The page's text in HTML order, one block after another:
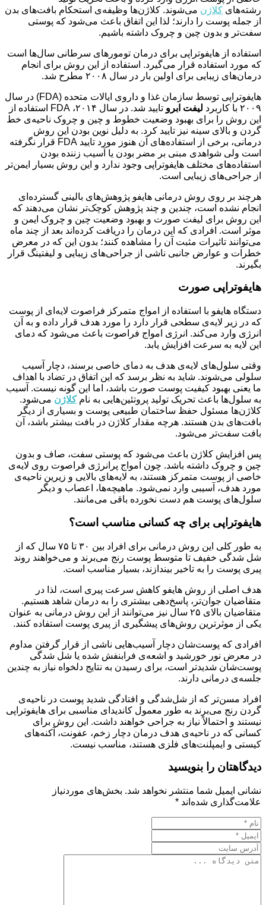
رشته‌های کلاژن می‌شوند. کلاژن‌ها وظیفه‌ی استحکام بافت‌های بدن
از جمله پوست را دارند؛ لذا این اتفاق باعث می‌شود که پوستی
سفت‌تر و بدون چین و چروک داشته باشیم.
استفاده از هایفوتراپی برای درمان تومورهای سرطانی سال‌ها است
که مورد استفاده قرار می‌گیرد. استفاده از این روش برای انجام
درمان‌های زیبایی برای اولین بار در سال ۲۰۰۸ مطرح شد.
هایفوتراپی توسط سازمان غذا و داروی ایالات متحده (FDA) در سال
۲۰۰۹ با کاربرد
لیفت ابرو
تایید شد. در سال ۲۰۱۴، FDA استفاده از
این روش را برای بهبود وضعیت خطوط و چین و چروک ناحیه‌ی خط
گردن و بالای سینه نیز تایید کرد. به دلیل نوین بودن این روش
درمانی، برخی از استفاده‌های آن هنوز مورد تایید FDA قرار نگرفته
است ولی شواهدی مبنی بر مضر بودن یا آسیب زننده بودن
استفاده‌های مختلف هایفوتراپی وجود ندارد و این روش بسیار ایمن‌تر
از جراحی‌های زیبایی است.
هرچند بر روی روش درمانی هایفو پژوهش‌های بالینی گسترده‌ای
انجام نشده است، چندین و چند پژوهش‌ کوچک‌تر نشان می‌دهند که
این روش برای لیفت صورت و بهبود وضعیت چین و چروک ایمن و
موثر است. افرادی که این درمان را دریافت کرده‌اند بعد از چند ماه
می‌توانند تاثیرات مثبت آن را مشاهده کنند؛ بدون این که در معرض
خطرات و عوارض جانبی ناشی از جراحی‌های زیبایی و لیفتینگ قرار
بگیرند.
هایفوتراپی صورت
دستگاه هایفو با استفاده از امواج متمرکز فراصوت لایه‌ای از پوست
که در زیر لایه‌ی سطحی قرار دارد را مورد هدف قرار داده و به آن
انرژی وارد می‌کند. انرژی امواج فراصوت باعث می‌شود که دمای
این لایه به سرعت افزایش یابد.
وقتی سلول‌های لایه‌ی هدف به دمای خاصی برسند، دچار آسیب
سلولی می‌شوند. شاید به نظر برسد که این اتفاق در تضاد با اهداف
ما یعنی بهبود کیفیت پوست صورت باشد، اما این گونه نیست. آسیب
به سلول‌ها باعث تحریک تولید پروتئین‌هایی به نامکلاژن می‌شود.
کلاژن‌ها مسئول حفظ ساختمان طبیعی پوست و بسیاری از دیگر
بافت‌های بدن هستند. هرچه مقدار کلاژن در بافت بیشتر باشد، آن
بافت سفت‌تر می‌شود.
پس افزایش کلاژن باعث می‌شود که پوستی سفت، صاف و بدون
چین و چروک داشته باشد. چون امواج پرانرژی فراصوت روی لایه‌ی
خاصی از پوست متمرکز هستند، به لایه‌های بالایی و زیرین ناحیه‌ی
مورد هدف، آسیبی وارد نمی‌شود. ماهیچه‌ها، اعصاب و دیگر
سلول‌های پوست هم دست نخورده باقی می‌مانند.
هایفوتراپی برای چه کسانی مناسب است؟
به طور کلی این روش درمانی برای افراد بین ۳۰ تا ۷۵ سال که از
شل شدگی خفیف تا متوسط پوست رنج می‌برند و می‌خواهند روند
پیری پوست را به تاخیر بیندازند، بسیار مناسب است.
هدف اصلی از روش هایفو کاهش سرعت پیری است، لذا در
متقاضیان جوان‌تر، پاسخ‌دهی بیشتری را به درمان شاهد هستیم.
متقاضیان بالای ۲۵ سال نیز می‌توانند از این روش درمانی به عنوان
یکی از موثرترین روش‌های پیشگیری از پیری پوست استفاده کنند.
افرادی که پوست‌شان دچار آسیب‌هایی ناشی از قرار گرفتن مداوم
در معرض نور خورشید و اشعه‌ی فرابنفش شده یا شل شدگی
پوست‌شان شدید‌تر است، برای رسیدن به نتایج دلخواه نیاز به چندین
جلسه‌ی درمانی دارند.
افراد مسن‌تر که از شل‌شدگی و افتادگی شدید پوست در ناحیه‌ی
گردن رنج می‌برند به طور معمول کاندیدای مناسبی برای هایفوتراپی
نیستند و احتمالاً نیاز به جراحی خواهند داشت. این روش برای
کسانی که در ناحیه‌ی هدف درمان دچار زخم، عفونت، آکنه‌های
کیستی و ایمپلنت‌های فلزی هستند، مناسب نیست.
دیدگاهتان را بنویسید
نشانی ایمیل شما منتشر نخواهد شد. بخش‌های موردنیاز
علامت‌گذاری شده‌اند *